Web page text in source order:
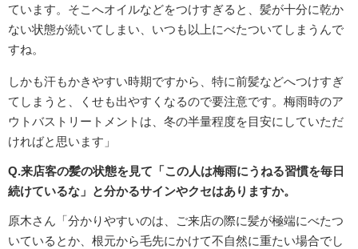
ています。そこへオイルなどをつけすぎると、髪が十分に乾か
ない状態が続いてしまい、いつも以上にべたついてしまうんで
すね。
しかも汗もかきやすい時期ですから、特に前髪などへつけすぎ
てしまうと、くせも出やすくなるので要注意です。梅雨時のア
ウトバストリートメントは、冬の半量程度を目安にしていただ
ければと思います」
Q.来店客の髪の状態を見て「この人は梅雨にうねる習慣を毎日
続けているな」と分かるサインやクセはありますか。
原木さん「分かりやすいのは、ご来店の際に髪が極端にべたつ
いているとか、根元から毛先にかけて不自然に重たい場合でし